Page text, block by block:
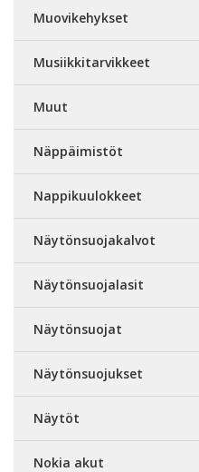
Muovikehykset
Musiikkitarvikkeet
Muut
Näppäimistöt
Nappikuulokkeet
Näytönsuojakalvot
Näytönsuojalasit
Näytönsuojat
Näytönsuojukset
Näytöt
Nokia akut